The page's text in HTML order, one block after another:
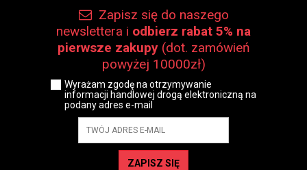
Zapisz się do naszego
newslettera i odbierz rabat 5% na
pierwsze zakupy (dot. zamówień
powyżej 10000zł)
Wyrażam zgodę na otrzymywanie
informacji handlowej drogą elektroniczną na
podany adres e-mail
ZAPISZ SIĘ